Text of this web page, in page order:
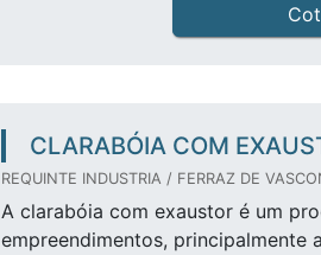
CLARABÓIA COM
REQUINTE INDUSTRIA / FERRAZ DE
A clarabóia com exaustor é um
empreendimentos, principalmente